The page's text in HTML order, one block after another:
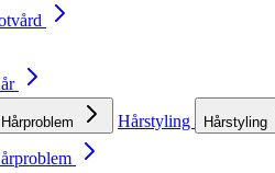
Hårproblem Hårstyling Hårstyling